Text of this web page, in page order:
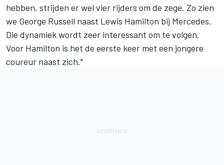
hebben, strijden er wel vier rijders om de zege. Zo zien
we George Russell naast Lewis Hamilton bij Mercedes.
Die dynamiek wordt zeer interessant om te volgen.
Voor Hamilton is het de eerste keer met een jongere
coureur naast zich."